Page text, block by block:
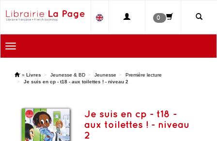
0
Toggle
navigation
' » Livres Jeunesse & BD Jeunesse
Première lecture
Je suis en cp - t18 - aux toilettes ! - niveau 2
Je suis en cp - t18 -
aux toilettes ! - niveau
2